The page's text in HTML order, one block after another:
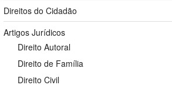
Direitos do Cidadão
Artigos Jurídicos
Direito Autoral
Direito de Família
Direito Civil